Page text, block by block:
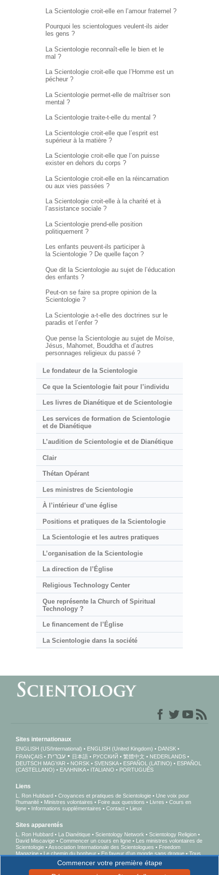
La Scientologie croit-elle en l’amour fraternel ?
Pourquoi les scientologues veulent-ils aider
les gens ?
La Scientologie reconnaît-elle le bien et le
mal ?
La Scientologie croit-elle que l’Homme est un
pécheur ?
La Scientologie permet-elle de maîtriser son
mental ?
La Scientologie traite-t-elle du mental ?
La Scientologie croit-elle que l’esprit est
supérieur à la matière ?
La Scientologie croit-elle que l’on puisse
exister en dehors du corps ?
La Scientologie croit-elle en la réincarnation
ou aux vies passées ?
La Scientologie croit-elle à la charité et à
l’assistance sociale ?
La Scientologie prend-elle position
politiquement ?
Les enfants peuvent-ils participer à
la Scientologie ? De quelle façon ?
Que dit la Scientologie au sujet de l’éducation
des enfants ?
Peut-on se faire sa propre opinion de la
Scientologie ?
La Scientologie a-t-elle des doctrines sur le
paradis et l’enfer ?
Que pense la Scientologie au sujet de Moïse,
Jésus, Mahomet, Bouddha et d’autres
personnages religieux du passé ?
Le fondateur de la Scientologie
Ce que la Scientologie fait pour l’individu
Les livres de Dianétique et de Scientologie
Les services de formation de Scientologie
et de Dianétique
L’audition de Scientologie et de Dianétique
Clair
Thétan Opérant
Les ministres de Scientologie
À l’intérieur d’une église
Positions et pratiques de la Scientologie
La Scientologie et les autres pratiques
L’organisation de la Scientologie
La direction de l’Église
Religious Technology Center
Que représente la Church of Spiritual
Technology ?
Le financement de l’Église
La Scientologie dans la société
Commencer votre première étape
Sites internationaux
ENGLISH (US/International) ENGLISH (United Kingdom)
DANSK
FRANÇAIS
עברית 日本語 РУССКИЙ 繁體中文
NEDERLANDS
DEUTSCH MAGYAR NORSK SVENSKA ESPAÑOL (LATINO)
ESPAÑOL
(CASTELLANO)
ΕΛΛΗΝΙΚA ITALIANO PORTUGUÊS
Liens
L. Ron Hubbard Croyances et pratiques de Scientologie
Une voix pour
l’humanité
Ministres volontaires Foire aux questions Livres
Cours en
ligne
Informations supplémentaires Contact Lieux
Sites apparentés
L. Ron Hubbard La Dianétique Scientology Network
Scientology Religion
David Miscavige
Commencer un cours en ligne
Les ministres volontaires de
Scientologie
Association Internationale des Scientologues
Freedom
Magazine
Le chemin du bonheur En faveur d’un monde sans drogue
Tous
unis pour les droits de l’Homme
Des jeunes pour les droits de l’Homme
Commission des Citoyens pour les Droits de l’Homme